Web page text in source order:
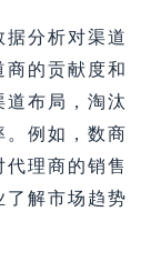
据分析对渠道
的贡献度和
布局，淘汰
。例如，数商
理商的销售
了解市场趋势